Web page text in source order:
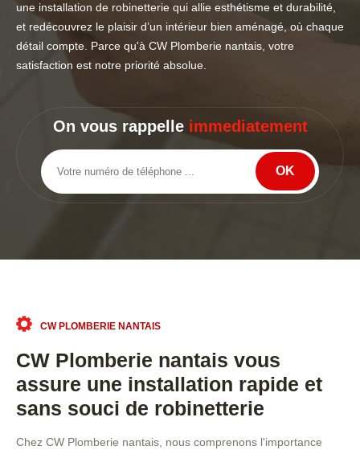
une installation de robinetterie qui allie esthétisme et durabilité,
et redécouvrez le plaisir d’un intérieur bien aménagé, où chaque
détail compte. Parce qu'à CW Plomberie nantais, votre
satisfaction est notre priorité absolue.
On vous rappelle immediatement
CW PLOMBERIE NANTAIS
CW Plomberie nantais vous
assure une installation rapide et
sans souci de robinetterie
Chez CW Plomberie nantais, nous comprenons l'importance